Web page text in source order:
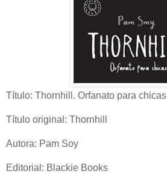
Título: Thornhill. Orfanato para chicas
Título original: Thornhill
Autora: Pam Soy
Editorial: Blackie Books